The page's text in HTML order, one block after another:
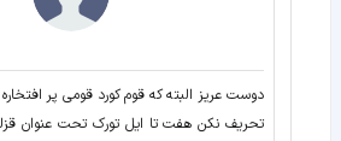
دوست عریز البته که قوم کورد قومی پر
تحریف نکن هفت تا ایل تورک تحت عنوان